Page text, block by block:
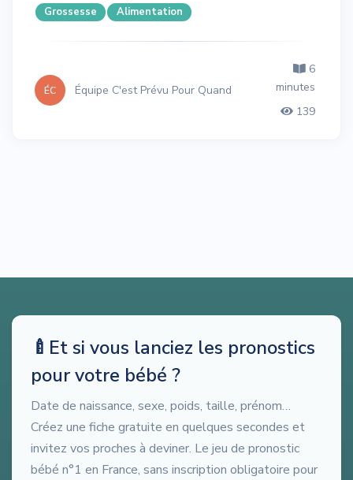
Grossesse Alimentation
ÉC Équipe C'est Prévu Pour Quand
6
minutes
139
🍼 Et si vous lanciez les pronostics
pour votre bébé ?
Date de naissance, sexe, poids, taille, prénom…
Créez une fiche gratuite en quelques secondes et
invitez vos proches à deviner. Le jeu de pronostic
bébé n°1 en France, sans inscription obligatoire pour